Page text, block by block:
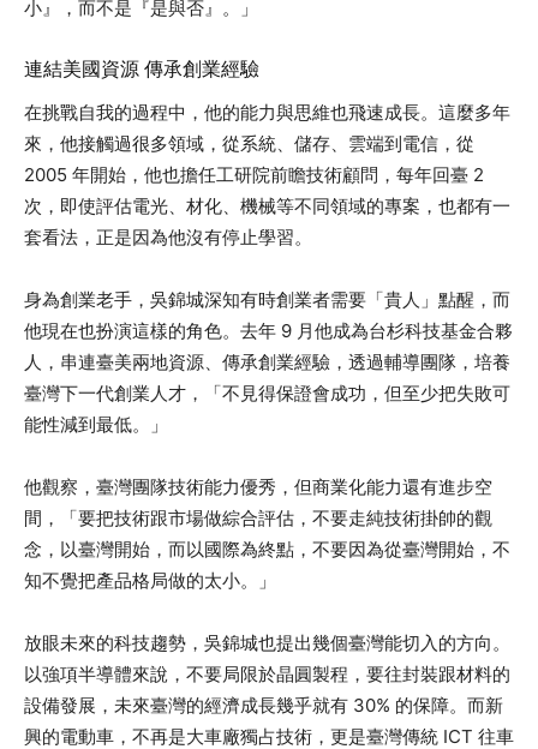
小』，而不是『是與否』。」
連結美國資源 傳承創業經驗
在挑戰自我的過程中，他的能力與思維也飛速成長。這麼多年
來，他接觸過很多領域，從系統、儲存、雲端到電信，從
2005 年開始，他也擔任工研院前瞻技術顧問，每年回臺 2
次，即使評估電光、材化、機械等不同領域的專案，也都有一
套看法，正是因為他沒有停止學習。
身為創業老手，吳錦城深知有時創業者需要「貴人」點醒，而
他現在也扮演這樣的角色。去年 9 月他成為台杉科技基金合夥
人，串連臺美兩地資源、傳承創業經驗，透過輔導團隊，培養
臺灣下一代創業人才，「不見得保證會成功，但至少把失敗可
能性減到最低。」
他觀察，臺灣團隊技術能力優秀，但商業化能力還有進步空
間，「要把技術跟市場做綜合評估，不要走純技術掛帥的觀
念，以臺灣開始，而以國際為終點，不要因為從臺灣開始，不
知不覺把產品格局做的太小。」
放眼未來的科技趨勢，吳錦城也提出幾個臺灣能切入的方向。
以強項半導體來說，不要局限於晶圓製程，要往封裝跟材料的
設備發展，未來臺灣的經濟成長幾乎就有 30% 的保障。而新
興的電動車，不再是大車廠獨占技術，更是臺灣傳統 ICT 往車